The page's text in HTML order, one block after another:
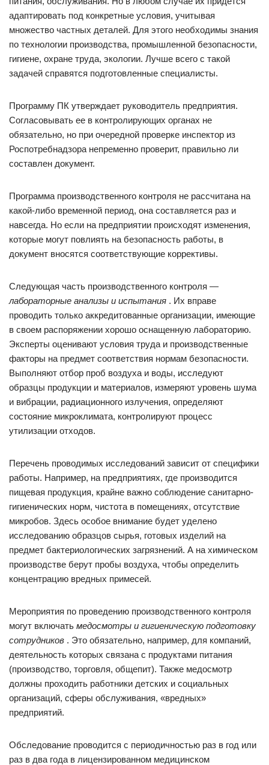
адаптировать под конкретные условия, учитывая
множество частных деталей. Для этого необходимы знания
по технологии производства, промышленной безопасности,
гигиене, охране труда, экологии. Лучше всего с такой
задачей справятся подготовленные специалисты.
Программу ПК утверждает руководитель предприятия.
Согласовывать ее в контролирующих органах не
обязательно, но при очередной проверке инспектор из
Роспотребнадзора непременно проверит, правильно ли
составлен документ.
Программа производственного контроля не рассчитана на
какой-либо временной период, она составляется раз и
навсегда. Но если на предприятии происходят изменения,
которые могут повлиять на безопасность работы, в
документ вносятся соответствующие коррективы.
Следующая часть производственного контроля —
лабораторные анализы и испытания . Их вправе
проводить только аккредитованные организации, имеющие
в своем распоряжении хорошо оснащенную лабораторию.
Эксперты оценивают условия труда и производственные
факторы на предмет соответствия нормам безопасности.
Выполняют отбор проб воздуха и воды, исследуют
образцы продукции и материалов, измеряют уровень шума
и вибрации, радиационного излучения, определяют
состояние микроклимата, контролируют процесс
утилизации отходов.
Перечень проводимых исследований зависит от специфики
работы. Например, на предприятиях, где производится
пищевая продукция, крайне важно соблюдение санитарно-
гигиенических норм, чистота в помещениях, отсутствие
микробов. Здесь особое внимание будет уделено
исследованию образцов сырья, готовых изделий на
предмет бактериологических загрязнений. А на химическом
производстве берут пробы воздуха, чтобы определить
концентрацию вредных примесей.
Мероприятия по проведению производственного контроля
могут включать медосмотры и гигиеническую подготовку
сотрудников . Это обязательно, например, для компаний,
деятельность которых связана с продуктами питания
(производство, торговля, общепит). Также медосмотр
должны проходить работники детских и социальных
организаций, сферы обслуживания, «вредных»
предприятий.
Обследование проводится с периодичностью раз в год или
раз в два года в лицензированном медицинском